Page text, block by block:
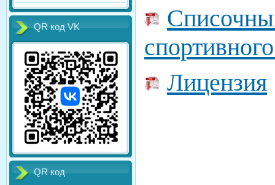
QR код VK
QR код
Лицензия